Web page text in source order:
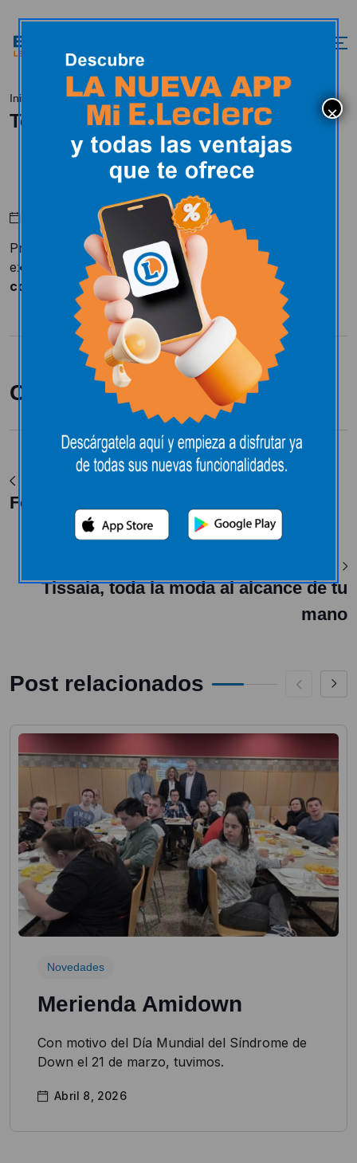
Inicio Selección Expert Tech9
Tech9
Abril 18, 2024
Productos fabricados en colaboración con empresas
expertas del sector para mantener y embellecer los
coches
de particulares o profesionales.
Compartir:
Foxter
Tissaia, toda la moda al alcance de tu
mano
Post relacionados
Novedades
Merienda Amidown
Con motivo del Día Mundial del Síndrome de
Down el 21 de marzo, tuvimos.
Abril 8, 2026